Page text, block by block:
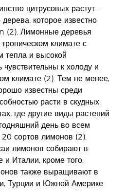
цитрусовых растут—
которое известно
(2). Лимонные деревья
климате с
тепла и высокой
к холоду и
климате (2). Тем не менее,
известны среди
расти в скудных
где другие виды растений
день во всем
сортов лимонов (2).
лимонов собирают в
и Италии, кроме того,
также выращивают в
Турции и Южной Америке